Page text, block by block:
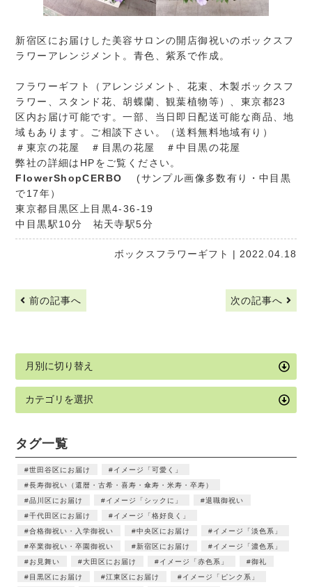
新宿区にお届けした美容サロンの開店御祝いのボックスフ
ラワーアレンジメント。青色、紫系で作成。
フラワーギフト（アレンジメント、花束、木製ボックスフ
ラワー、スタンド花、胡蝶蘭、観葉植物等）、東京都23
区内お届け可能です。一部、当日即日配送可能な商品、地
域もあります。ご相談下さい。（送料無料地域有り）
＃東京の花屋 ＃目黒の花屋 ＃中目黒の花屋
弊社の詳細はHPをご覧ください。
FlowerShopCERBO
(サンプル画像多数有り・中目黒
で17年）
東京都目黒区上目黒4-36-19
中目黒駅10分 祐天寺駅5分
ボックスフラワーギフト | 2022.04.18
前の記事へ 次の記事へ
タグ一覧
世田谷区にお届け
イメージ「可愛く」
長寿御祝い（還暦・古希・喜寿・傘寿・米寿・卒寿）
品川区にお届け
イメージ「シックに」
退職御祝い
千代田区にお届け
イメージ「格好良く」
合格御祝い・入学御祝い
中央区にお届け
イメージ「淡色系」
卒業御祝い・卒園御祝い
新宿区にお届け
イメージ「濃色系」
お見舞い
大田区にお届け イメージ「赤色系」
御礼
目黒区にお届け
江東区にお届け
イメージ「ピンク系」